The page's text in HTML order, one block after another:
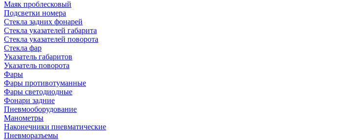
Маяк проблесковый
Подсветки номера
Стекла задних фонарей
Стекла указателей габарита
Стекла указателей поворота
Стекла фар
Указатель габаритов
Указатель поворота
Фары
Фары противотуманные
Фары светодиодные
Фонари задние
Пневмооборудование
Манометры
Наконечники пневматические
Пневморазъемы